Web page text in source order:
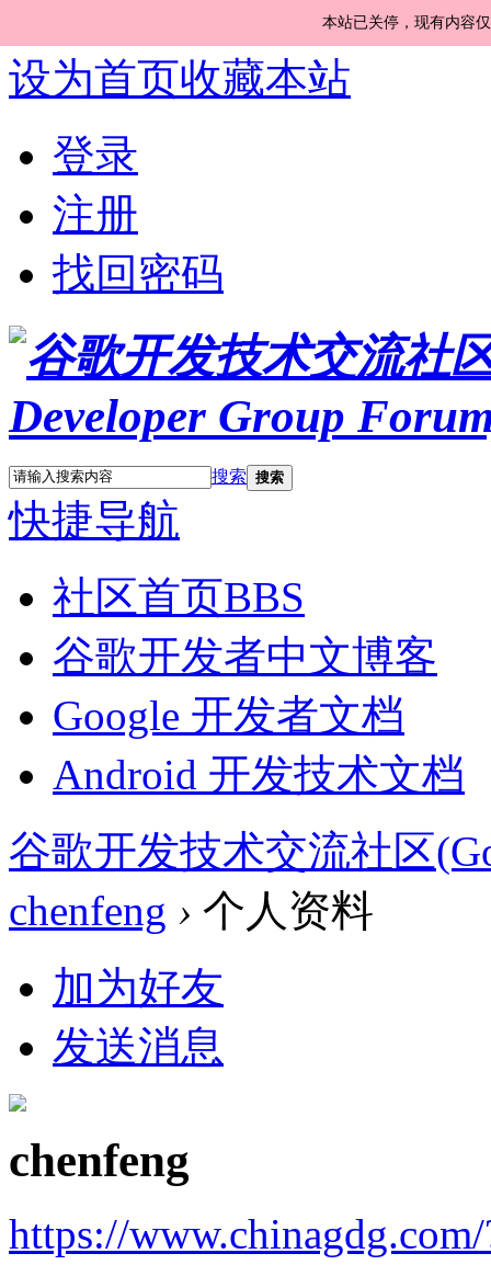
本站已关停，现有内容
设为首页收藏本站
登录
注册
找回密码
搜索 搜索
快捷导航
社区首页BBS
谷歌开发者中文博客
Google 开发者文档
Android 开发技术文档
谷歌开发技术交流社区
chenfeng › 个人资料
加为好友
发送消息
chenfeng
https://